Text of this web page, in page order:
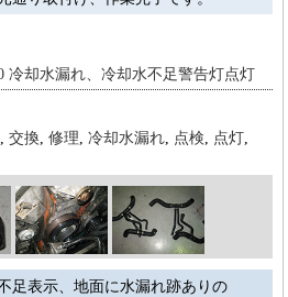
冷却水漏れ、冷却水不足警告灯点灯
,交換 ,修理 ,冷却水漏れ 点検 点灯
足表示、地面に水漏れ跡ありの